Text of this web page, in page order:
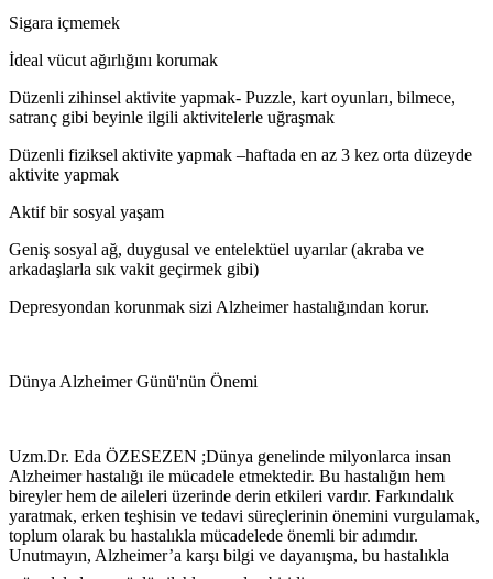
Sigara içmemek
İdeal vücut ağırlığını korumak
Düzenli zihinsel aktivite yapmak- Puzzle, kart oyunları, bilmece,
satranç gibi beyinle ilgili aktivitelerle uğraşmak
Düzenli fiziksel aktivite yapmak –haftada en az 3 kez orta düzeyde
aktivite yapmak
Aktif bir sosyal yaşam
Geniş sosyal ağ, duygusal ve entelektüel uyarılar (akraba ve
arkadaşlarla sık vakit geçirmek gibi)
Depresyondan korunmak sizi Alzheimer hastalığından korur.
Dünya Alzheimer Günü'nün Önemi
Uzm.Dr. Eda ÖZESEZEN ;Dünya genelinde milyonlarca insan
Alzheimer hastalığı ile mücadele etmektedir. Bu hastalığın hem
bireyler hem de aileleri üzerinde derin etkileri vardır. Farkındalık
yaratmak, erken teşhisin ve tedavi süreçlerinin önemini vurgulamak,
toplum olarak bu hastalıkla mücadelede önemli bir adımdır.
Unutmayın, Alzheimer’a karşı bilgi ve dayanışma, bu hastalıkla